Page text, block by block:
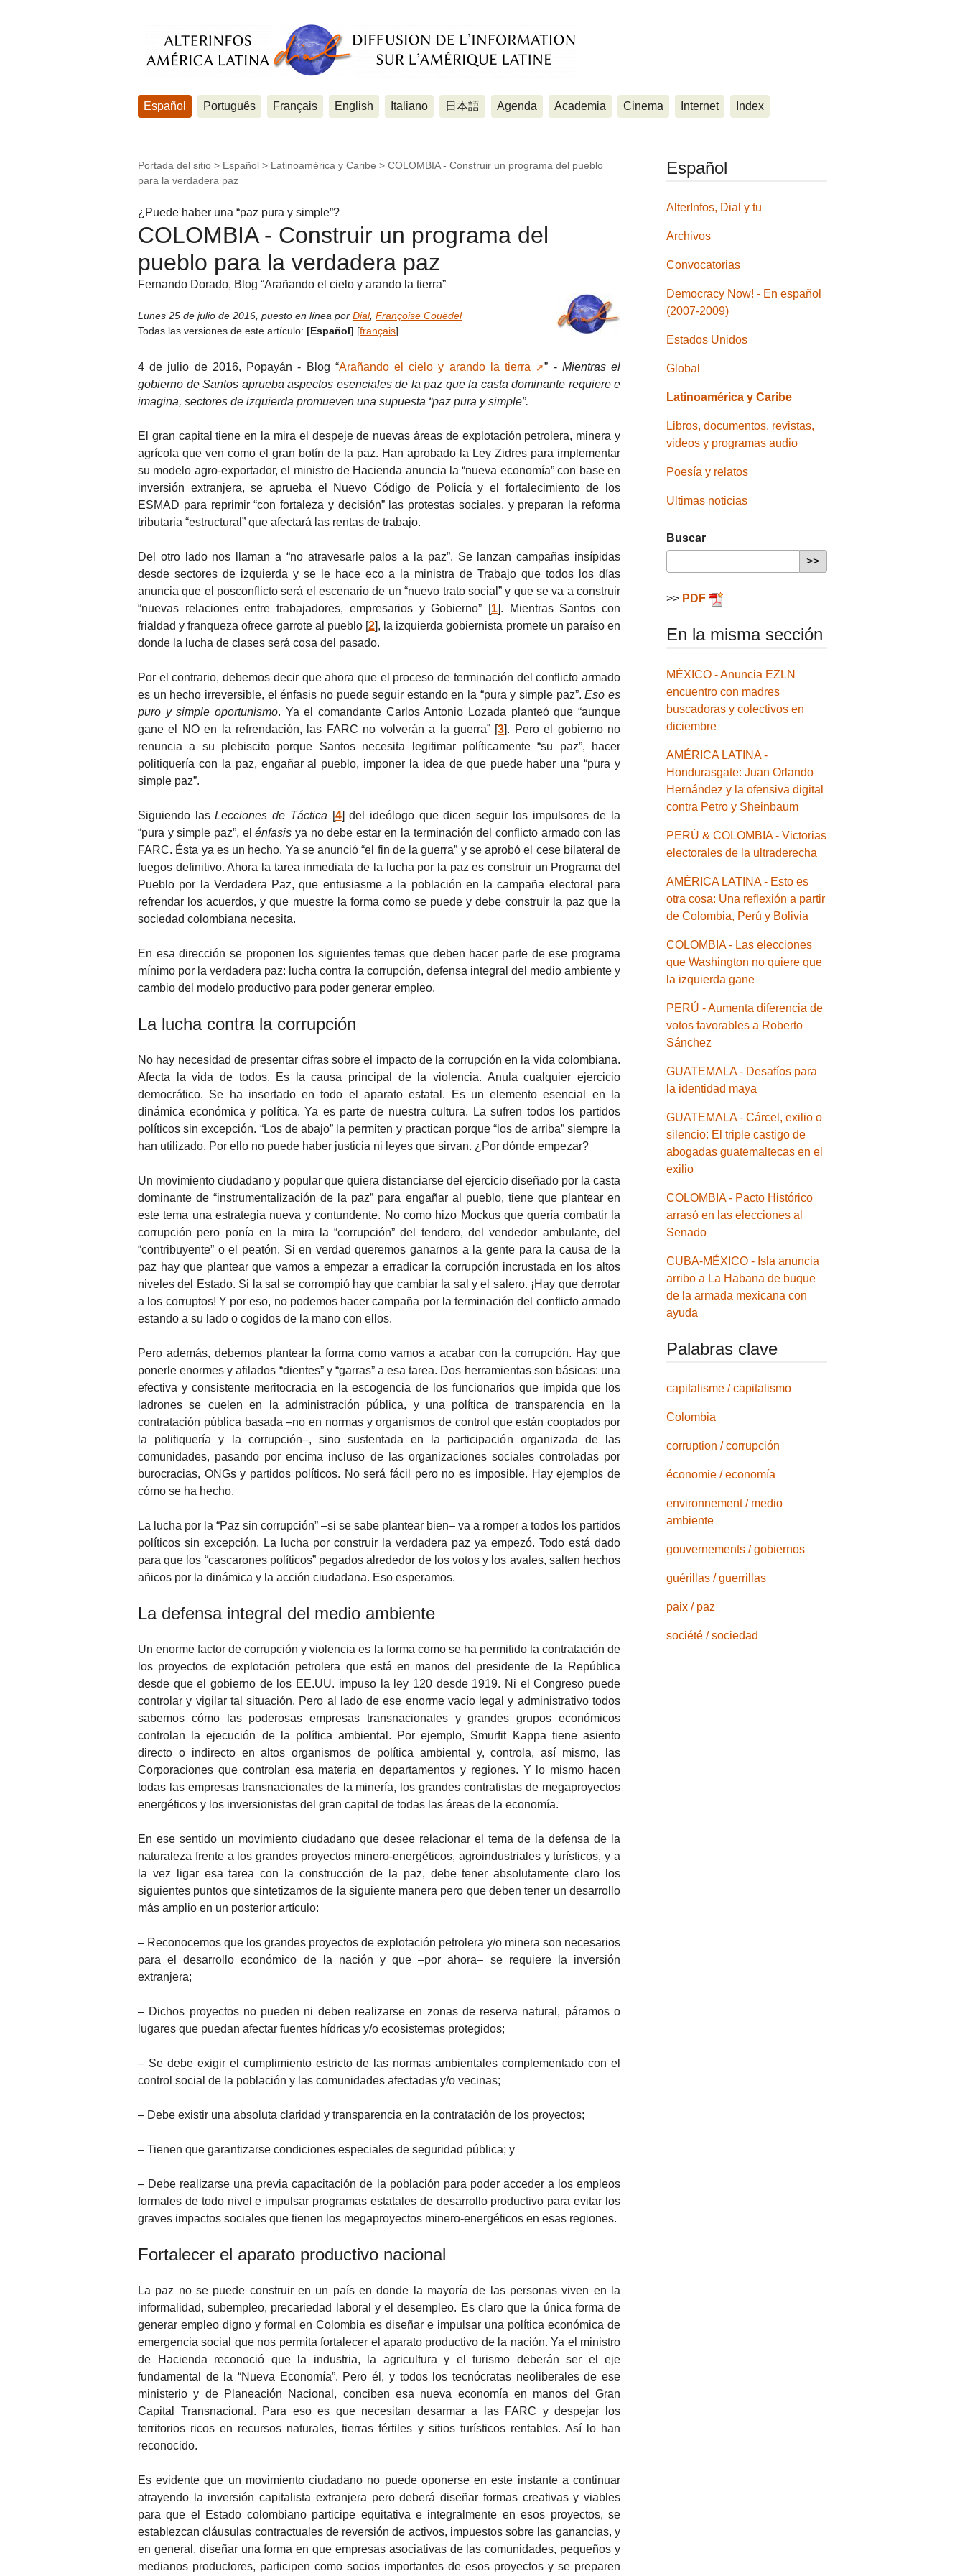
Español Português Français English Italiano 日本語 Agenda Academia Cinema Internet Index
Portada del sitio > Español > Latinoamérica y Caribe > COLOMBIA - Construir un programa del pueblo
para la verdadera paz
¿Puede haber una “paz pura y simple”?
COLOMBIA - Construir un programa del
pueblo para la verdadera paz
Fernando Dorado, Blog “Arañando el cielo y arando la tierra”
Lunes 25 de julio de 2016 puesto en línea por Dial, Françoise Couëdel
Todas las versiones de este artículo: [Español] [français]
4 de julio de 2016, Popayán - Blog “Arañando el cielo y arando la tierra ” - Mientras el
gobierno de Santos aprueba aspectos esenciales de la paz que la casta dominante requiere e
imagina, sectores de izquierda promueven una supuesta “paz pura y simple”.
El gran capital tiene en la mira el despeje de nuevas áreas de explotación petrolera, minera y
agrícola que ven como el gran botín de la paz. Han aprobado la Ley Zidres para implementar
su modelo agro-exportador, el ministro de Hacienda anuncia la “nueva economía” con base en
inversión extranjera, se aprueba el Nuevo Código de Policía y el fortalecimiento de los
ESMAD para reprimir “con fortaleza y decisión” las protestas sociales, y preparan la reforma
tributaria “estructural” que afectará las rentas de trabajo.
Del otro lado nos llaman a “no atravesarle palos a la paz”. Se lanzan campañas insípidas
desde sectores de izquierda y se le hace eco a la ministra de Trabajo que todos los días
anuncia que el posconflicto será el escenario de un “nuevo trato social” y que se va a construir
“nuevas relaciones entre trabajadores, empresarios y Gobierno” [1]. Mientras Santos con
frialdad y franqueza ofrece garrote al pueblo[2], la izquierda gobiernista promete un paraíso en
donde la lucha de clases será cosa del pasado.
Por el contrario, debemos decir que ahora que el proceso de terminación del conflicto armado
es un hecho irreversible, el énfasis no puede seguir estando en la “pura y simple paz”.Eso es
puro y simple oportunismo. Ya el comandante Carlos Antonio Lozada planteó que “aunque
gane el NO en la refrendación, las FARC no volverán a la guerra”[3]. Pero el gobierno no
renuncia a su plebiscito porque Santos necesita legitimar políticamente “su paz”, hacer
politiquería con la paz, engañar al pueblo, imponer la idea de que puede haber una “pura y
simple paz”.
Siguiendo lasLecciones de Táctica [4] del ideólogo que dicen seguir los impulsores de la
“pura y simple paz”, elénfasis ya no debe estar en la terminación del conflicto armado con las
FARC. Ésta ya es un hecho. Ya se anunció “el fin de la guerra” y se aprobó el cese bilateral de
fuegos definitivo. Ahora la tarea inmediata de la lucha por la paz es construir un Programa del
Pueblo por la Verdadera Paz, que entusiasme a la población en la campaña electoral para
refrendar los acuerdos, y que muestre la forma como se puede y debe construir la paz que la
sociedad colombiana necesita.
En esa dirección se proponen los siguientes temas que deben hacer parte de ese programa
mínimo por la verdadera paz: lucha contra la corrupción, defensa integral del medio ambiente y
cambio del modelo productivo para poder generar empleo.
La lucha contra la corrupción
No hay necesidad de presentar cifras sobre el impacto de la corrupción en la vida colombiana.
Afecta la vida de todos. Es la causa principal de la violencia. Anula cualquier ejercicio
democrático. Se ha insertado en todo el aparato estatal. Es un elemento esencial en la
dinámica económica y política. Ya es parte de nuestra cultura. La sufren todos los partidos
políticos sin excepción. “Los de abajo” la permiten y practican porque “los de arriba” siempre la
han utilizado. Por ello no puede haber justicia ni leyes que sirvan. ¿Por dónde empezar?
Un movimiento ciudadano y popular que quiera distanciarse del ejercicio diseñado por la casta
dominante de “instrumentalización de la paz” para engañar al pueblo, tiene que plantear en
este tema una estrategia nueva y contundente. No como hizo Mockus que quería combatir la
corrupción pero ponía en la mira la “corrupción” del tendero, del vendedor ambulante, del
“contribuyente” o el peatón. Si en verdad queremos ganarnos a la gente para la causa de la
paz hay que plantear que vamos a empezar a erradicar la corrupción incrustada en los altos
niveles del Estado. Si la sal se corrompió hay que cambiar la sal y el salero. ¡Hay que derrotar
a los corruptos! Y por eso, no podemos hacer campaña por la terminación del conflicto armado
estando a su lado o cogidos de la mano con ellos.
Pero además, debemos plantear la forma como vamos a acabar con la corrupción. Hay que
ponerle enormes y afilados “dientes” y “garras” a esa tarea. Dos herramientas son básicas: una
efectiva y consistente meritocracia en la escogencia de los funcionarios que impida que los
ladrones se cuelen en la administración pública, y una política de transparencia en la
contratación pública basada –no en normas y organismos de control que están cooptados por
la politiquería y la corrupción–, sino sustentada en la participación organizada de las
comunidades, pasando por encima incluso de las organizaciones sociales controladas por
burocracias, ONGs y partidos políticos. No será fácil pero no es imposible. Hay ejemplos de
cómo se ha hecho.
La lucha por la “Paz sin corrupción” –si se sabe plantear bien– va a romper a todos los partidos
políticos sin excepción. La lucha por construir la verdadera paz ya empezó. Todo está dado
para que los “cascarones políticos” pegados alrededor de los votos y los avales, salten hechos
añicos por la dinámica y la acción ciudadana. Eso esperamos.
La defensa integral del medio ambiente
Un enorme factor de corrupción y violencia es la forma como se ha permitido la contratación de
los proyectos de explotación petrolera que está en manos del presidente de la República
desde que el gobierno de los EE.UU. impuso la ley 120 desde 1919. Ni el Congreso puede
controlar y vigilar tal situación. Pero al lado de ese enorme vacío legal y administrativo todos
sabemos cómo las poderosas empresas transnacionales y grandes grupos económicos
controlan la ejecución de la política ambiental. Por ejemplo, Smurfit Kappa tiene asiento
directo o indirecto en altos organismos de política ambiental y, controla, así mismo, las
Corporaciones que controlan esa materia en departamentos y regiones. Y lo mismo hacen
todas las empresas transnacionales de la minería, los grandes contratistas de megaproyectos
energéticos y los inversionistas del gran capital de todas las áreas de la economía.
En ese sentido un movimiento ciudadano que desee relacionar el tema de la defensa de la
naturaleza frente a los grandes proyectos minero-energéticos, agroindustriales y turísticos, y a
la vez ligar esa tarea con la construcción de la paz, debe tener absolutamente claro los
siguientes puntos que sintetizamos de la siguiente manera pero que deben tener un desarrollo
más amplio en un posterior artículo:
– Reconocemos que los grandes proyectos de explotación petrolera y/o minera son necesarios
para el desarrollo económico de la nación y que –por ahora– se requiere la inversión
extranjera;
– Dichos proyectos no pueden ni deben realizarse en zonas de reserva natural, páramos o
lugares que puedan afectar fuentes hídricas y/o ecosistemas protegidos;
– Se debe exigir el cumplimiento estricto de las normas ambientales complementado con el
control social de la población y las comunidades afectadas y/o vecinas;
– Debe existir una absoluta claridad y transparencia en la contratación de los proyectos;
– Tienen que garantizarse condiciones especiales de seguridad pública; y
– Debe realizarse una previa capacitación de la población para poder acceder a los empleos
formales de todo nivel e impulsar programas estatales de desarrollo productivo para evitar los
graves impactos sociales que tienen los megaproyectos minero-energéticos en esas regiones.
Fortalecer el aparato productivo nacional
La paz no se puede construir en un país en donde la mayoría de las personas viven en la
informalidad, subempleo, precariedad laboral y el desempleo. Es claro que la única forma de
generar empleo digno y formal en Colombia es diseñar e impulsar una política económica de
emergencia social que nos permita fortalecer el aparato productivo de la nación. Ya el ministro
de Hacienda reconoció que la industria, la agricultura y el turismo deberán ser el eje
fundamental de la “Nueva Economía”. Pero él, y todos los tecnócratas neoliberales de ese
ministerio y de Planeación Nacional, conciben esa nueva economía en manos del Gran
Capital Transnacional. Para eso es que necesitan desarmar a las FARC y despejar los
territorios ricos en recursos naturales, tierras fértiles y sitios turísticos rentables. Así lo han
reconocido.
Es evidente que un movimiento ciudadano no puede oponerse en este instante a continuar
atrayendo la inversión capitalista extranjera pero deberá diseñar formas creativas y viables
para que el Estado colombiano participe equitativa e integralmente en esos proyectos, se
establezcan cláusulas contractuales de reversión de activos, impuestos sobre las ganancias, y
en general, diseñar una forma en que empresas asociativas de las comunidades, pequeños y
medianos productores, participen como socios importantes de esos proyectos y se preparen
Español
AlterInfos, Dial y tu
Archivos
Convocatorias
Democracy Now! - En español
(2007-2009)
Estados Unidos
Global
Latinoamérica y Caribe
Libros, documentos, revistas,
videos y programas audio
Poesía y relatos
Ultimas noticias
Buscar
>> PDF
En la misma sección
MÉXICO - Anuncia EZLN
encuentro con madres
buscadoras y colectivos en
diciembre
AMÉRICA LATINA -
Hondurasgate: Juan Orlando
Hernández y la ofensiva digital
contra Petro y Sheinbaum
PERÚ & COLOMBIA - Victorias
electorales de la ultraderecha
AMÉRICA LATINA - Esto es
otra cosa: Una reflexión a partir
de Colombia, Perú y Bolivia
COLOMBIA - Las elecciones
que Washington no quiere que
la izquierda gane
PERÚ - Aumenta diferencia de
votos favorables a Roberto
Sánchez
GUATEMALA - Desafíos para
la identidad maya
GUATEMALA - Cárcel, exilio o
silencio: El triple castigo de
abogadas guatemaltecas en el
exilio
COLOMBIA - Pacto Histórico
arrasó en las elecciones al
Senado
CUBA-MÉXICO - Isla anuncia
arribo a La Habana de buque
de la armada mexicana con
ayuda
Palabras clave
capitalisme / capitalismo
Colombia
corruption / corrupción
économie / economía
environnement / medio
ambiente
gouvernements / gobiernos
guérillas / guerrillas
paix / paz
société / sociedad